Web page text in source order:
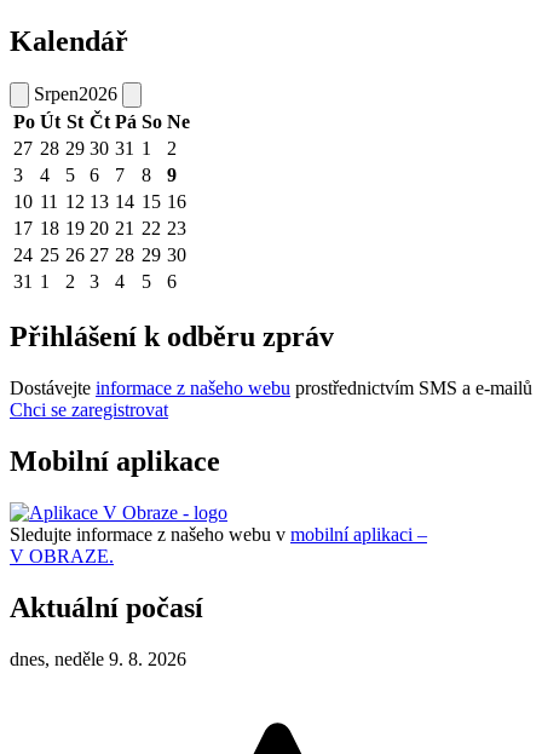
Kalendář
Srpen2026
Po Út St Čt Pá So Ne
27 28 29 30 31 1
2
3
4 5 6 7 8
9
10 11 12 13 14 15 16
17 18 19 20 21 22 23
24 25 26 27 28 29 30
31 1 2 3 4 5 6
Přihlášení k odběru zpráv
Dostávejte informace z našeho webu prostřednictvím SMS a e-mailů
Chci se zaregistrovat
Mobilní aplikace
Sledujte informace z našeho webu v mobilní aplikaci –
V OBRAZE.
Aktuální počasí
dnes, neděle 9. 8. 2026